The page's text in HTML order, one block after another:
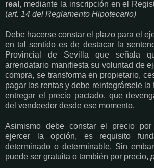
real , mediante la inscripción en el
(art. 14 del Reglamento Hipotecario)
Debe hacerse constar el plazo para el
en tal sentido es de destacar la
Provincial de Sevilla que señala
arrendatario manifiesta su voluntad de
compra, se transforma en propietario,
pagar las rentas y debe reintegrársele
entregar el precio pactado, que
del vendeedor desde ese momento.
Asimismo debe constar el precio
ejercer la opción, es requisito
determinado o determinable. Sin
puede ser gratuita o también por precio,